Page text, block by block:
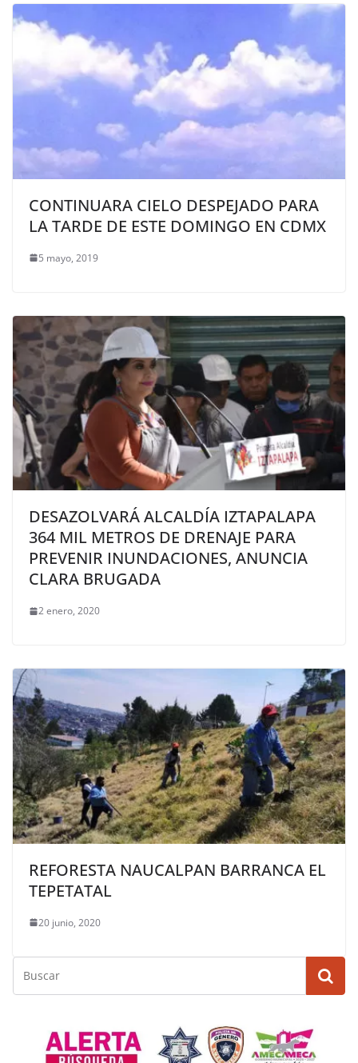
CONTINUARA CIELO DESPEJADO PARA
LA TARDE DE ESTE DOMINGO EN CDMX
5 mayo, 2019
DESAZOLVARÁ ALCALDÍA IZTAPALAPA
364 MIL METROS DE DRENAJE PARA
PREVENIR INUNDACIONES, ANUNCIA
CLARA BRUGADA
2 enero, 2020
REFORESTA NAUCALPAN BARRANCA EL
TEPETATAL
20 junio, 2020